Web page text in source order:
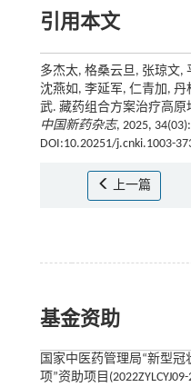
引用本文
多杰太, 格桑云旦, 张琼文,
沈燕如, 李延军, 仁青加,
武. 藏药组合方案治疗高原
中国新药杂志, 2025,
DOI:10.20251/j.cnki.1003-
上一篇
基金资助
国家中医药管理局“新型
项”资助项目